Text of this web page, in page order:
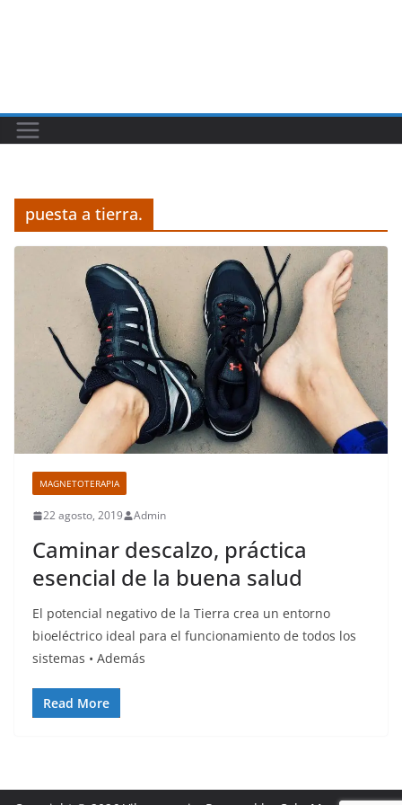
puesta a tierra.
MAGNETOTERAPIA
22 agosto, 2019 Admin
Caminar descalzo, práctica
esencial de la buena salud
El potencial negativo de la Tierra crea un entorno
bioeléctrico ideal para el funcionamiento de todos los
sistemas • Además
Read More